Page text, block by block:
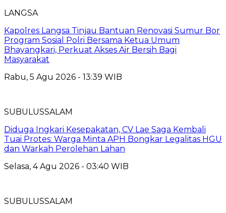
LANGSA
Kapolres Langsa Tinjau Bantuan Renovasi Sumur Bor
Program Sosial Polri Bersama Ketua Umum
Bhayangkari, Perkuat Akses Air Bersih Bagi
Masyarakat
Rabu, 5 Agu 2026 - 13:39 WIB
SUBULUSSALAM
Diduga Ingkari Kesepakatan, CV Lae Saga Kembali
Tuai Protes: Warga Minta APH Bongkar Legalitas HGU
dan Warkah Perolehan Lahan
Selasa, 4 Agu 2026 - 03:40 WIB
SUBULUSSALAM